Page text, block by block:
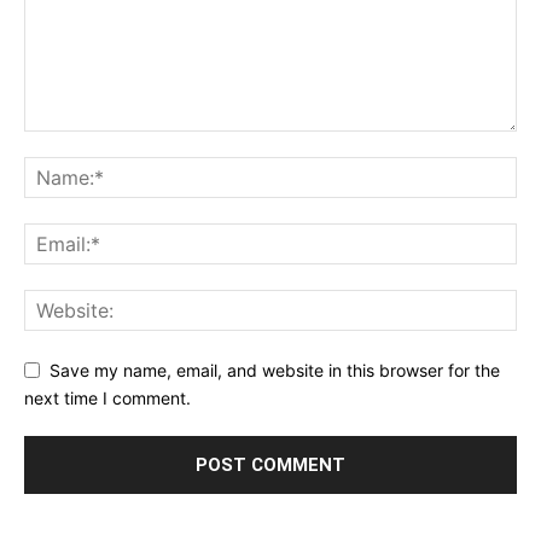
Save my name, email, and website in this browser for the
next time I comment.